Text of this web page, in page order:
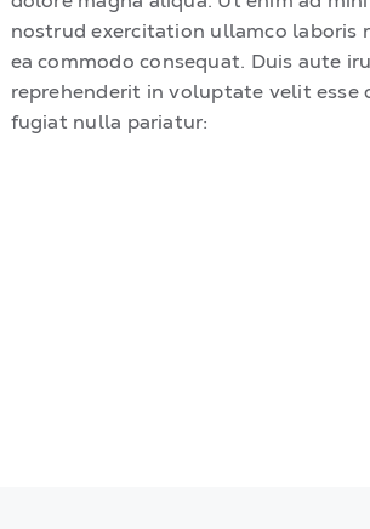
nostrud exercitation ullamco laboris
ea commodo consequat. Duis aute
reprehenderit in voluptate velit esse
fugiat nulla pariatur: